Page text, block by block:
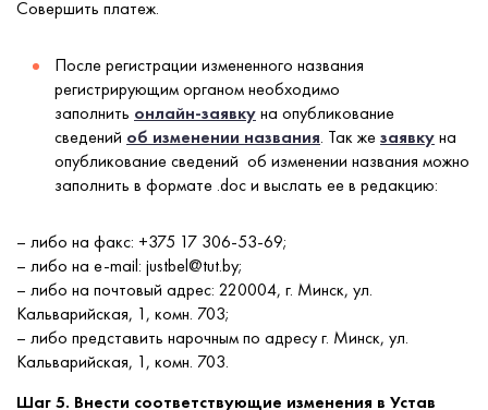
Совершить платеж.
После регистрации измененного названия
регистрирующим органом необходимо
заполнить онлайн-заявкуна опубликование
сведений об изменении названия. Так жезаявкуна
опубликование сведений об изменении названия можно
заполнить в формате .doc и выслать ее в редакцию:
– либо на факс: +375 17 306-53-69;
– либо на e-mail: justbel@tut.by;
– либо на почтовый адрес: 220004, г. Минск, ул.
Кальварийская, 1, комн. 703;
– либо представить нарочным по адресу г. Минск, ул.
Кальварийская, 1, комн. 703.
Шаг 5. Внести соответствующие изменения в Устав